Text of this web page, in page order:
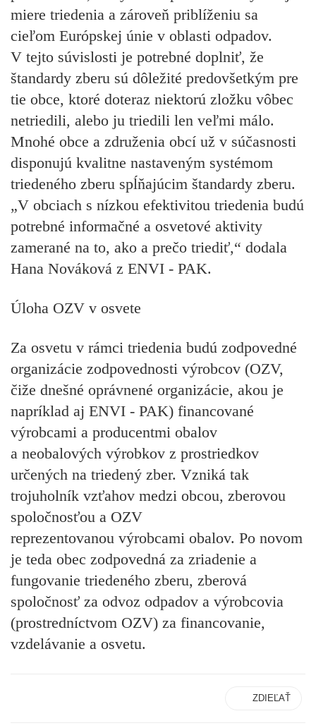
miere triedenia a zároveň priblíženiu sa
cieľom Európskej únie v oblasti odpadov.
V tejto súvislosti je potrebné doplniť, že
štandardy zberu sú dôležité predovšetkým pre
tie obce, ktoré doteraz niektorú zložku vôbec
netriedili, alebo ju triedili len veľmi málo.
Mnohé obce a združenia obcí už v súčasnosti
disponujú kvalitne nastaveným systémom
triedeného zberu spĺňajúcim štandardy zberu.
„V obciach s nízkou efektivitou triedenia budú
potrebné informačné a osvetové aktivity
zamerané na to, ako a prečo triediť,“ dodala
Hana Nováková z ENVI - PAK.
Úloha OZV v osvete
Za osvetu v rámci triedenia budú zodpovedné
organizácie zodpovednosti výrobcov (OZV,
čiže dnešné oprávnené organizácie, akou je
napríklad aj ENVI - PAK) financované
výrobcami a producentmi obalov
a neobalových výrobkov z prostriedkov
určených na triedený zber. Vzniká tak
trojuholník vzťahov medzi obcou, zberovou
spoločnosťou a OZV
reprezentovanou výrobcami obalov. Po novom
je teda obec zodpovedná za zriadenie a
fungovanie triedeného zberu, zberová
spoločnosť za odvoz odpadov a výrobcovia
(prostredníctvom OZV) za financovanie,
vzdelávanie a osvetu.
ZDIEĽAŤ